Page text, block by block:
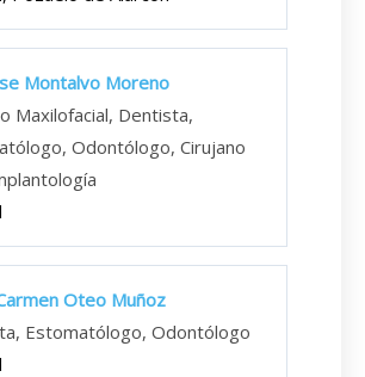
Montalvo Moreno
Maxilofacial, Dentista,
Odontólogo, Cirujano
Oteo Muñoz
Estomatólogo, Odontólogo